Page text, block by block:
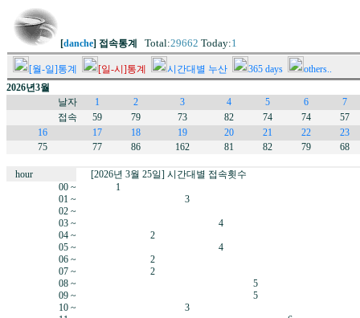
[danche] 접속통계 Total:29662 Today:1
[월-일]통계 [일-시]통계 시간대별 누산 365 days
others..
2026년3월
날자
1 2 3 4 5 6
7
접속
59 79 73 82 74 74
57
16
17 18 19 20 21 22
23
75
77 86 162 81 82 79 68
hour
[2026년 3월 25일] 시간대별 접속횟수
00 ~
1
01 ~
3
02 ~
03 ~
4
04 ~
2
05 ~
4
06 ~
2
07 ~
2
08 ~
5
09 ~
5
10 ~
3